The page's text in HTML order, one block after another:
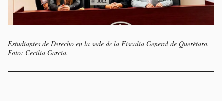
Estudiantes de Derecho en la sede de la Fiscalía General de Querétaro.
Foto: Cecilia García.